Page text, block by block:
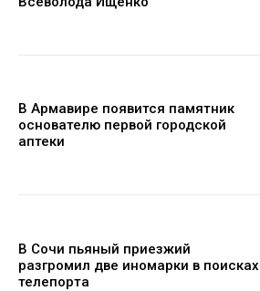
В Армавире появится памятник
основателю первой городской
аптеки
В Сочи пьяный приезжий
разгромил две иномарки в поисках
телепорта